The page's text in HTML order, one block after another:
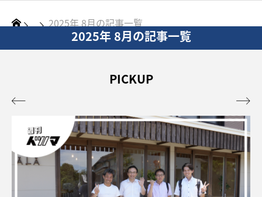
2025年 8月の記事一覧
2025年 8月の記事一覧
PICKUP
 